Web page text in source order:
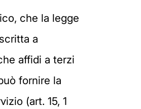
che la legge
a
affidi a terzi
fornire la
(art. 15, 1